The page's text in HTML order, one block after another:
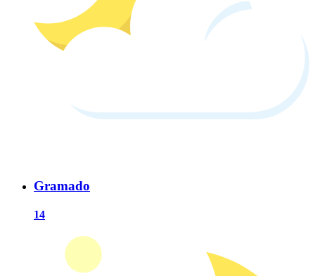
Gramado
14